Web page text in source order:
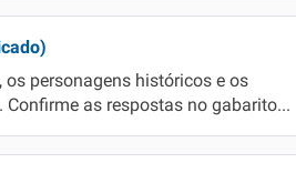
personagens históricos e os
as respostas no gabarito...